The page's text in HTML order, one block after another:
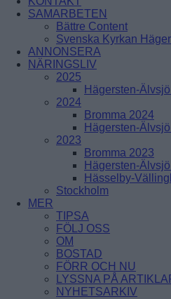
ÅRSTADAL
ÄLVSJÖ
SOLBERGA
BREDÄNG
SKÄRHOLMEN
SÄTRA
VÅRBERG
Enskede-Årsta-Vantör
BANDHAGEN
ENSKEDEFÄLTET
ENSKEDE GÅRD
GAMLA ENSKEDE
HAGSÄTRA
HÖGDALEN
JOHANNESHOV
RÅGSVED
STUREBY
ÅRSTA
ÖRBY
ÖSTBERGA
Farsta
SAMARBETEN
Bättre Content
Svenska Kyrkan
ANNONSERA
NÄRINGSLIV
2025
Hägersten-
2024
Bromma 2024
Hägersten-
2023
Bromma 2023
Hägersten-
Hässelby-
Stockholm
MER
TIPSA
FÖLJ OSS
OM
BOSTAD
FÖRR OCH NU
LYSSNA PÅ
NYHETSARKIV